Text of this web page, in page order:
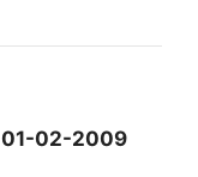
01-02-2009